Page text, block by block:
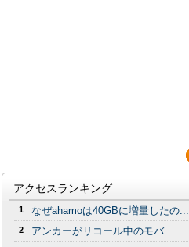
アクセスランキング
1 なぜahamoは40GBに増量したの...
2 アンカーがリコール中のモバ...